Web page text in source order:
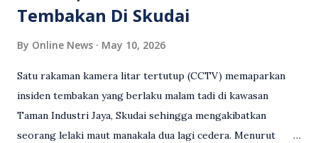
Tembakan Di Skudai
By Online News May 10, 2026
Satu rakaman kamera litar tertutup (CCTV) memaparkan
insiden tembakan yang berlaku malam tadi di kawasan
Taman Industri Jaya, Skudai sehingga mengakibatkan
seorang lelaki maut manakala dua lagi cedera. Menurut